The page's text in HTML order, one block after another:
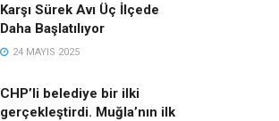
Karşı Sürek Avı Üç İlçede
Daha Başlatılıyor
24 MAYIS 2025
CHP’li belediye bir ilki
gerçekleştirdi. Muğla’nın ilk